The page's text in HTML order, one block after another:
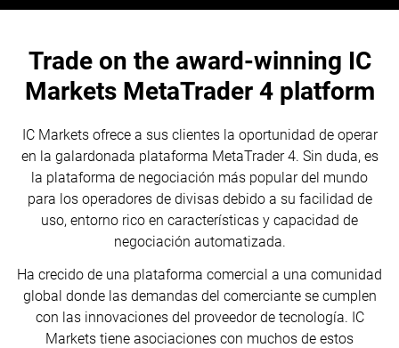
Trade on the award-winning IC
Markets MetaTrader 4 platform
IC Markets ofrece a sus clientes la oportunidad de operar
en la galardonada plataforma MetaTrader 4. Sin duda, es
la plataforma de negociación más popular del mundo
para los operadores de divisas debido a su facilidad de
uso, entorno rico en características y capacidad de
negociación automatizada.
Ha crecido de una plataforma comercial a una comunidad
global donde las demandas del comerciante se cumplen
con las innovaciones del proveedor de tecnología. IC
Markets tiene asociaciones con muchos de estos